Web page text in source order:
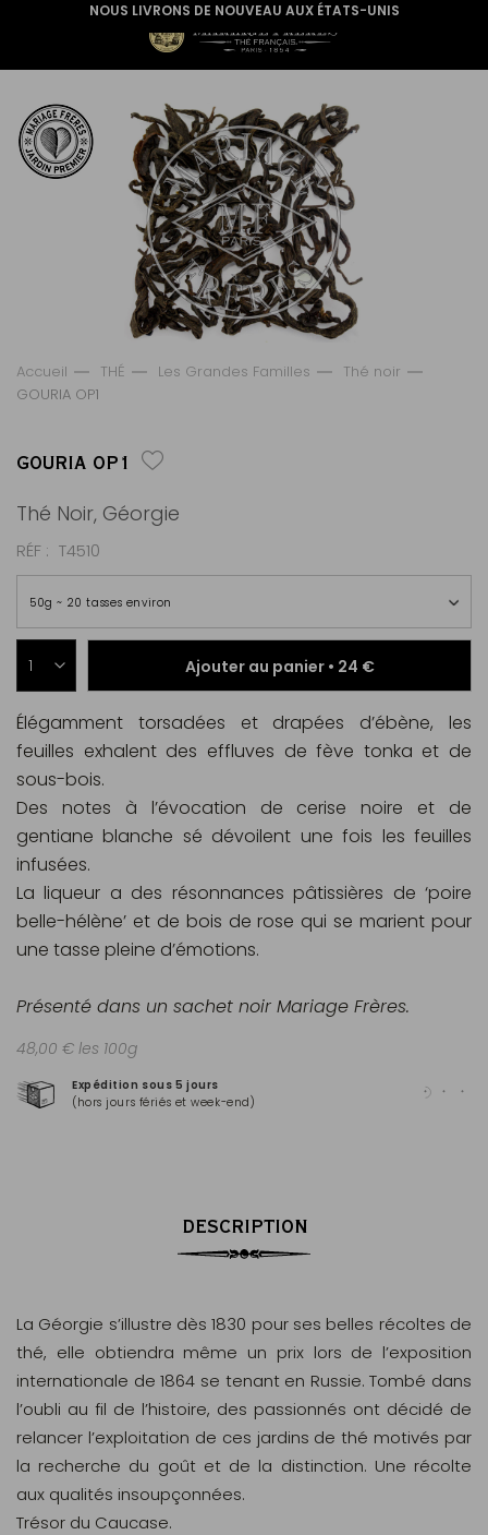
NOUS LIVRONS DE NOUVEAU AUX ÉTATS-UNIS
Accueil THÉ Les Grandes Familles
Thé noir
GOURIA OP1
GOURIA OP1
Thé Noir, Géorgie
RÉF T4510
50g ~ 20 tasses environ
Ajouter au panier • 24 €
Expédition sous 5 jours
(hors jours fériés et week-end)
Élégamment torsadées et drapées d’ébène, les
feuilles exhalent des effluves de fève tonka et de
sous-bois.
Des notes à l’évocation de cerise noire et de
gentiane blanche sé dévoilent une fois les feuilles
infusées.
La liqueur a des résonnances pâtissières de ‘poire
belle-hélène’ et de bois de rose qui se marient pour
une tasse pleine d’émotions.
Présenté dans un sachet noir Mariage Frères.
48,00 € les 100g
DESCRIPTION
La Géorgie s’illustre dès 1830 pour ses belles récoltes de
thé, elle obtiendra même un prix lors de l’exposition
internationale de 1864 se tenant en Russie. Tombé dans
l’oubli au fil de l’histoire, des passionnés ont décidé de
relancer l’exploitation de ces jardins de thé motivés par
la recherche du goût et de la distinction. Une récolte
aux qualités insoupçonnées.
Trésor du Caucase.